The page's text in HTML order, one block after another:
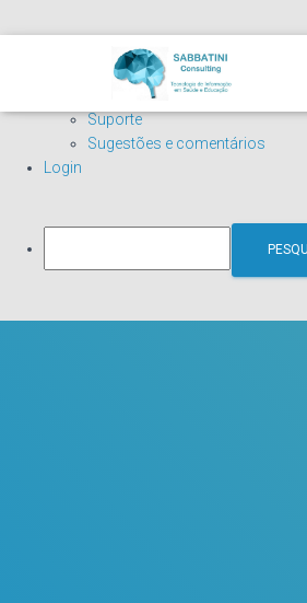
WordPress.org
Documentação
Aprenda WordPress
Suporte
Sugestões e comentários
Login
Pesquisar